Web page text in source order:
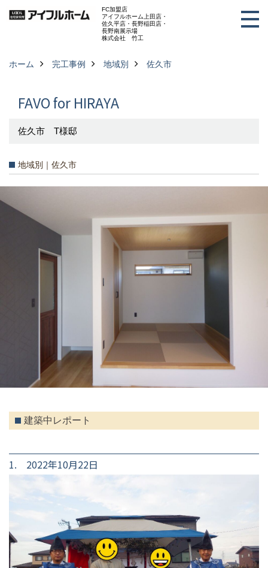
FC加盟店
アイフルホーム上田店・
佐久平店・長野稲田店・
長野南展示場
株式会社 竹工
ホーム 完工事例 地域別 佐久市
FAVO for HIRAYA
佐久市 T様邸
地域別｜佐久市
建築中レポート
1. 2022年10月22日